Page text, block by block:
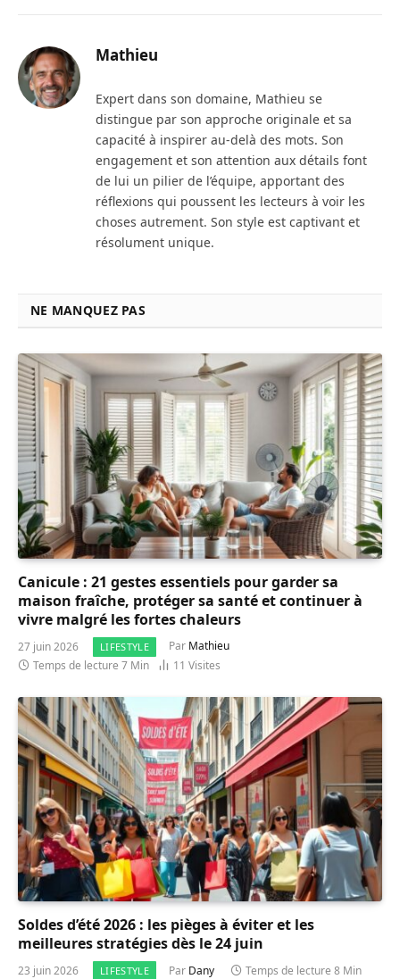
Mathieu
Expert dans son domaine, Mathieu se
distingue par son approche originale et sa
capacité à inspirer au-delà des mots. Son
engagement et son attention aux détails font
de lui un pilier de l’équipe, apportant des
réflexions qui poussent les lecteurs à voir les
choses autrement. Son style est captivant et
résolument unique.
NE MANQUEZ PAS
Canicule : 21 gestes essentiels pour garder sa
maison fraîche, protéger sa santé et continuer à
vivre malgré les fortes chaleurs
27 juin 2026 LIFESTYLE Par Mathieu
Temps de lecture 7 Min
11 Visites
Soldes d’été 2026 : les pièges à éviter et les
meilleures stratégies dès le 24 juin
23 juin 2026 LIFESTYLE Par Dany
Temps de lecture 8 Min